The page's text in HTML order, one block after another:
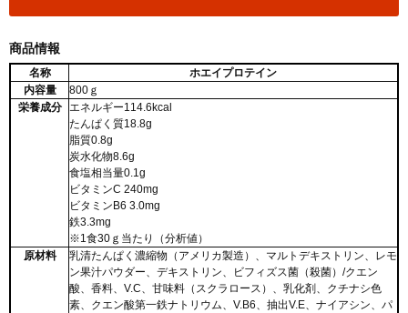
商品情報
名称
ホエイプロテイン
内容量
800ｇ
栄養成分
エネルギー114.6kcal
たんぱく質18.8g
脂質0.8g
炭水化物8.6g
食塩相当量0.1g
ビタミンC 240mg
ビタミンB6 3.0mg
鉄3.3mg
※1食30ｇ当たり（分析値）
原材料
乳清たんぱく濃縮物（アメリカ製造）、マルトデキストリン、レモ
ン果汁パウダー、デキストリン、ビフィズス菌（殺菌）/クエン
酸、香料、V.C、甘味料（スクラロース）、乳化剤、クチナシ色
素、クエン酸第一鉄ナトリウム、V.B6、抽出V.E、ナイアシン、パ